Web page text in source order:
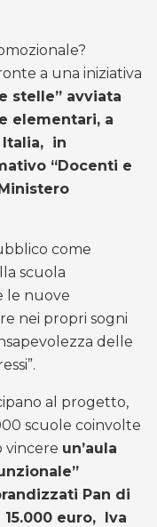
a una iniziativa
stelle” avviata
elementari, a
Italia, in
“Docenti e
come
scuola
le nuove
nei propri sogni
delle
al progetto,
scuole coinvolte
vincere un’aula
Pan di
euro, Iva